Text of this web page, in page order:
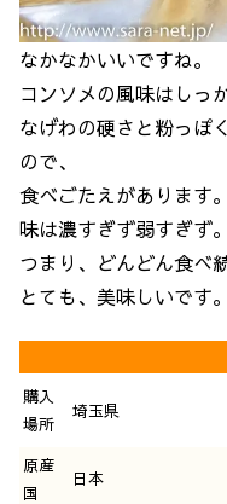
なかなかいいですね。
コンソメの風味はしっ
なげわの硬さと粉っぽ
ので、
食べごたえがあります。
味は濃すぎず弱すぎず。
つまり、どんどん食べ
とても、美味しいです。
購入
場所
埼玉県
原産
国
日本